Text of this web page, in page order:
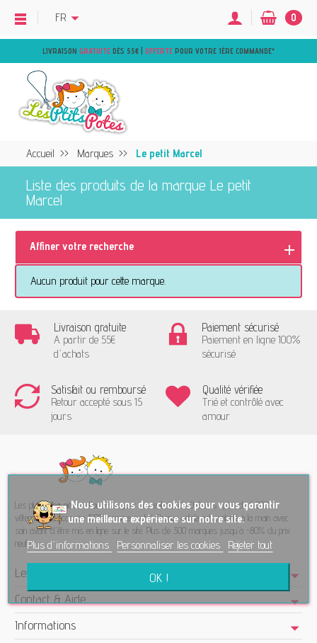
LIVRAISON GRATUITE DÈS 55€ | OFFERTE POUR VOTRE 1ÈRE COMMANDE*
FR 0
Accueil Marques Le petit Marcel
Liste des produits de la marque Le petit
Marcel
Affiner votre recherche
Aucun produit pour cette marque.
Livraison gratuite
A partir de 55€
d'achats
Paiement sécurisé
Paiement en ligne 100%
sécurisé
Satisfait ou remboursé
Retour accepté sous 15
jours
Qualité vérifiée
Trié et contrôlé avec
amour
Les plus belles pièces d'occasion pour vos enfants de 0-6 ans : plus de 6.000
vêtements d'occasion 100% comme neufs! Chaque article est contrôlé à la main avec
soin avant d'être mis en ligne sur le site. Plus de 300 marques jusqu'à -80% du prix
neuf.
Les Ptits Potes - Seconde main
Contact & Aide
Informations
Nous utilisons des cookies pour vous garantir
une meilleure expérience sur notre site.
Plus d'informations
Personnaliser les cookies Rejeter tout
OK !